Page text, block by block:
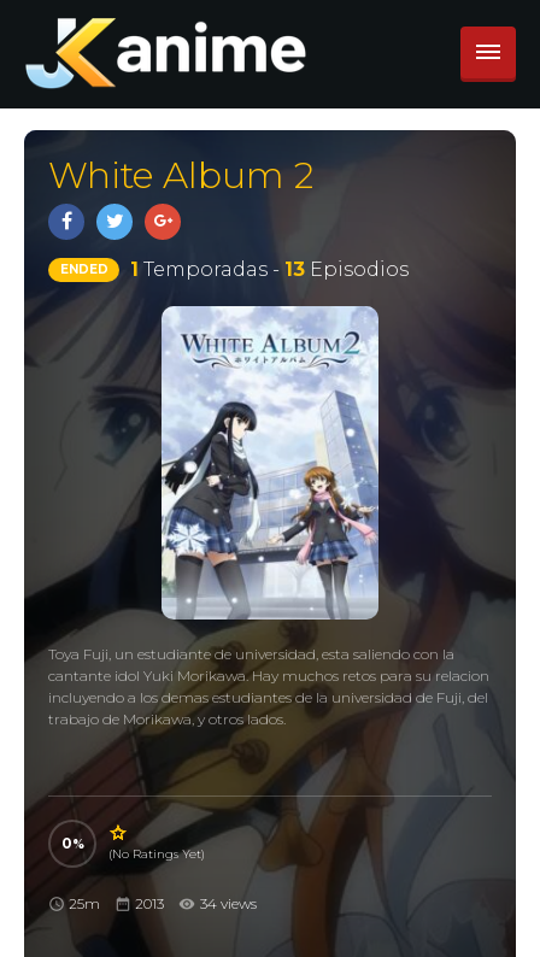
White Album 2
ENDED 1 Temporadas - 13Episodios
Toya Fuji, un estudiante de universidad, esta saliendo con la
cantante idol Yuki Morikawa. Hay muchos retos para su relacion
incluyendo a los demas estudiantes de la universidad de Fuji, del
trabajo de Morikawa, y otros lados.
0
(No Ratings Yet)
25m 2013 34 views